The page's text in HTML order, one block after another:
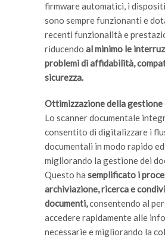
firmware automatici, i
sono sempre funzionanti e
recenti funzionalità e
riducendo al minimo le
problemi di affidabilità,
sicurezza.
Ottimizzazione della gestione
Lo scanner documentale
consentito di digitalizzare i
documentali in modo rapido
migliorando la gestione dei
Questo ha semplificato i
archiviazione, ricerca e
documenti,consentendo al
accedere rapidamente alle
necessarie e migliorando la